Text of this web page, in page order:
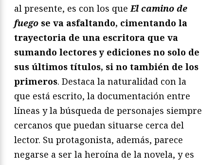
al presente, es con los queEl camino de
fuego se va asfaltando, cimentando la
trayectoria de una escritora que va
sumando lectores y ediciones no solo de
sus últimos títulos, si no también de los
primeros. Destaca la naturalidad con la
que está escrito, la documentación entre
líneas y la búsqueda de personajes siempre
cercanos que puedan situarse cerca del
lector. Su protagonista, además, parece
negarse a ser la heroína de la novela, y es